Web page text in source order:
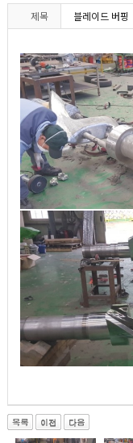
제목 블레이드 버핑